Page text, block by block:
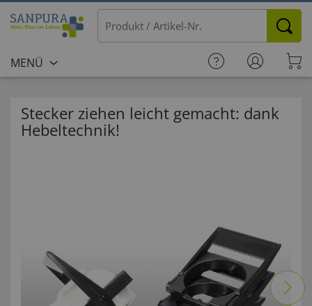
MENÜ
Stecker ziehen leicht gemacht: dank
Hebeltechnik!